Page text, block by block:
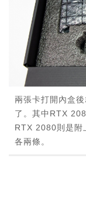
兩張卡打開內盒
了。其中RTX
RTX 2080則是
各兩條。